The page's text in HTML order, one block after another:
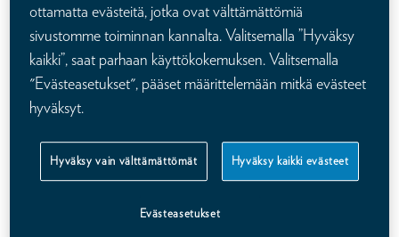
Jokainen sukupolvi siirtää myös hyvinvoinnin viestikapulaa
ottamatta evästeitä, jotka ovat välttämättömiä
sivustomme toiminnan kannalta. Valitsemalla ”Hyväksy
kaikki”, saat parhaan käyttökokemuksen. Valitsemalla
"Evästeasetukset", pääset määrittelemään mitkä evästeet
hyväksyt.
Hyväksy vain välttämättömät Hyväksy kaikki evästeet
Evästeasetukset